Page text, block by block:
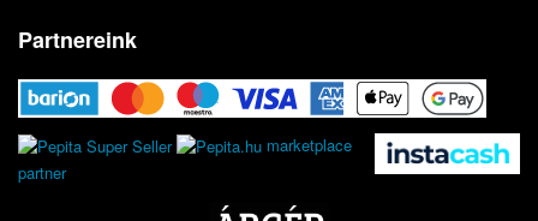
Partnereink
marketplace
partner